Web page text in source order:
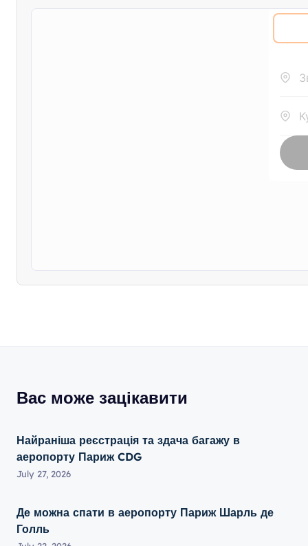
Вас може зацікавити
Найраніша реєстрація та здача багажу в
аеропорту Париж CDG
July 27, 2026
Де можна спати в аеропорту Париж Шарль де
Голль